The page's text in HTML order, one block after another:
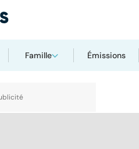
Famille Émissions